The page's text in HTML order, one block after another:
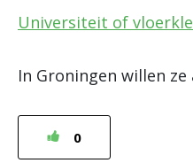
Universiteit of
In Groningen willen ze
0